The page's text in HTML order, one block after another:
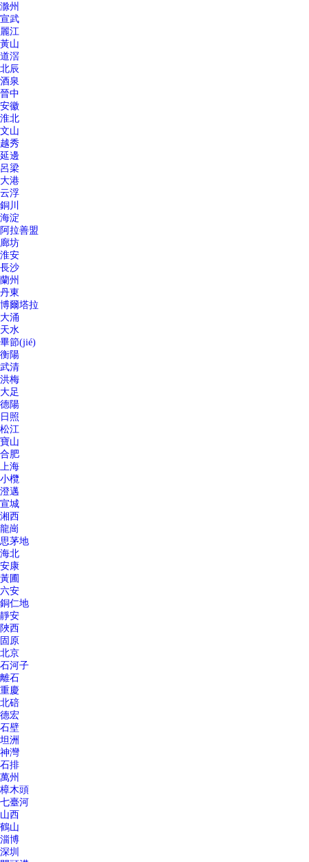
滁州
宣武
麗江
黃山
道滘
北辰
酒泉
晉中
安徽
淮北
文山
越秀
延邊
呂梁
大港
云浮
銅川
海淀
阿拉善盟
廊坊
淮安
長沙
蘭州
丹東
博爾塔拉
大涌
天水
畢節(jié)
衡陽
武清
洪梅
大足
德陽
日照
松江
寶山
合肥
上海
小欖
澄邁
宣城
湘西
龍崗
思茅地
海北
安康
黃圃
六安
銅仁地
靜安
陜西
固原
北京
石河子
離石
重慶
北碚
德宏
石壁
坦洲
神灣
石排
萬州
樟木頭
七臺河
山西
鶴山
淄博
深圳